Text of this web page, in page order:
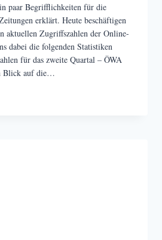
paar Begrifflichkeiten für die
erklärt. Heute beschäftigen
aktuellen Zugriffszahlen der Online-
dabei die folgenden Statistiken
für das zweite Quartal – ÖWA
Blick auf die…